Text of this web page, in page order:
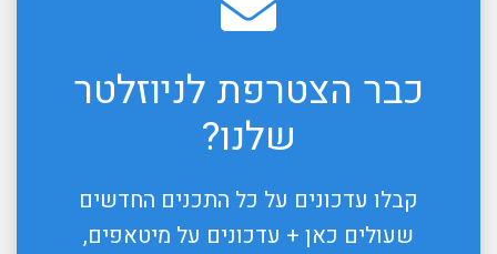
כבר הצטרפת לניוזלטר
שלנו?
קבלו עדכונים על כל התכנים החדשים
שעולים כאן + עדכונים על מיטאפים,